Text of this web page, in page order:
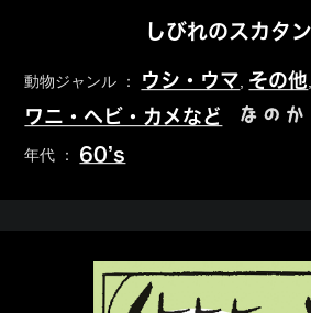
しびれのスカタン
動物ジャンル ： ウシ・ウマ その他
ワニ・ヘビ・カメなど なのか
年代 ： 60’s